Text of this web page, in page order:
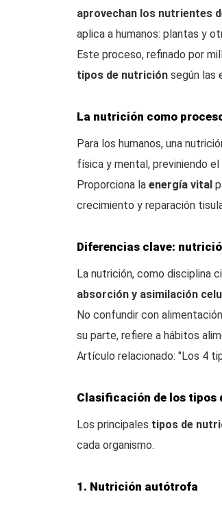
aprovechan los nutrientes
aplica a humanos: plantas y
Este proceso, refinado por
tipos de nutrición según las
La nutrición como
Para los humanos, una
física y mental, previniendo
Proporciona la energía vital
crecimiento y reparación
Diferencias clave:
La nutrición, como disciplina
absorción y asimilación
No confundir con
su parte, refiere a hábitos
Artículo relacionado: "Los 4
Clasificación de los tipos
Los principales tipos de
cada organismo.
1. Nutrición autótrofa